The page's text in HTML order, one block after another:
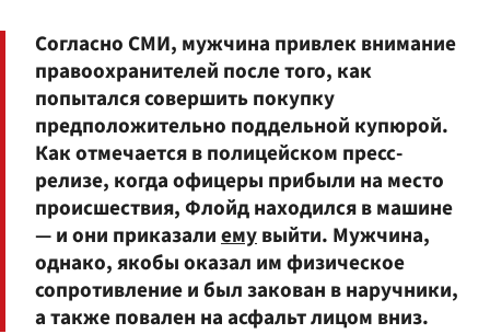
Согласно СМИ, мужчина привлек внимание
правоохранителей после того, как
попытался совершить покупку
предположительно поддельной купюрой.
Как отмечается в полицейском пресс-
релизе, когда офицеры прибыли на место
происшествия, Флойд находился в машине
— и они приказалиемувыйти. Мужчина,
однако, якобы оказал им физическое
сопротивление и был закован в наручники,
а также повален на асфальт лицом вниз.